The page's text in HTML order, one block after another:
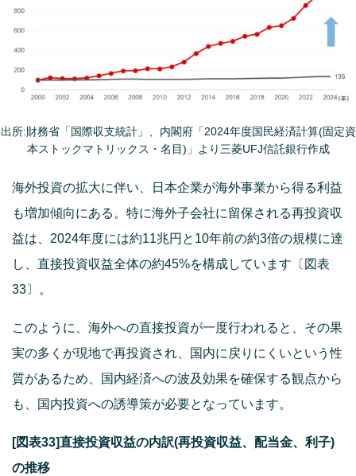
出所:財務省「国際収支統計」、内閣府「2024年度国民経済計算(固定資
本ストックマトリックス・名目)」より三菱UFJ信託銀行作成
海外投資の拡大に伴い、日本企業が海外事業から得る利益
も増加傾向にある。特に海外子会社に留保される再投資収
益は、2024年度には約11兆円と10年前の約3倍の規模に達
し、直接投資収益全体の約45%を構成しています〔図表
33〕。
このように、海外への直接投資が一度行われると、その果
実の多くが現地で再投資され、国内に戻りにくいという性
質があるため、国内経済への波及効果を確保する観点から
も、国内投資への誘導策が必要となっています。
[図表33]直接投資収益の内訳(再投資収益、配当金、利子)
の推移